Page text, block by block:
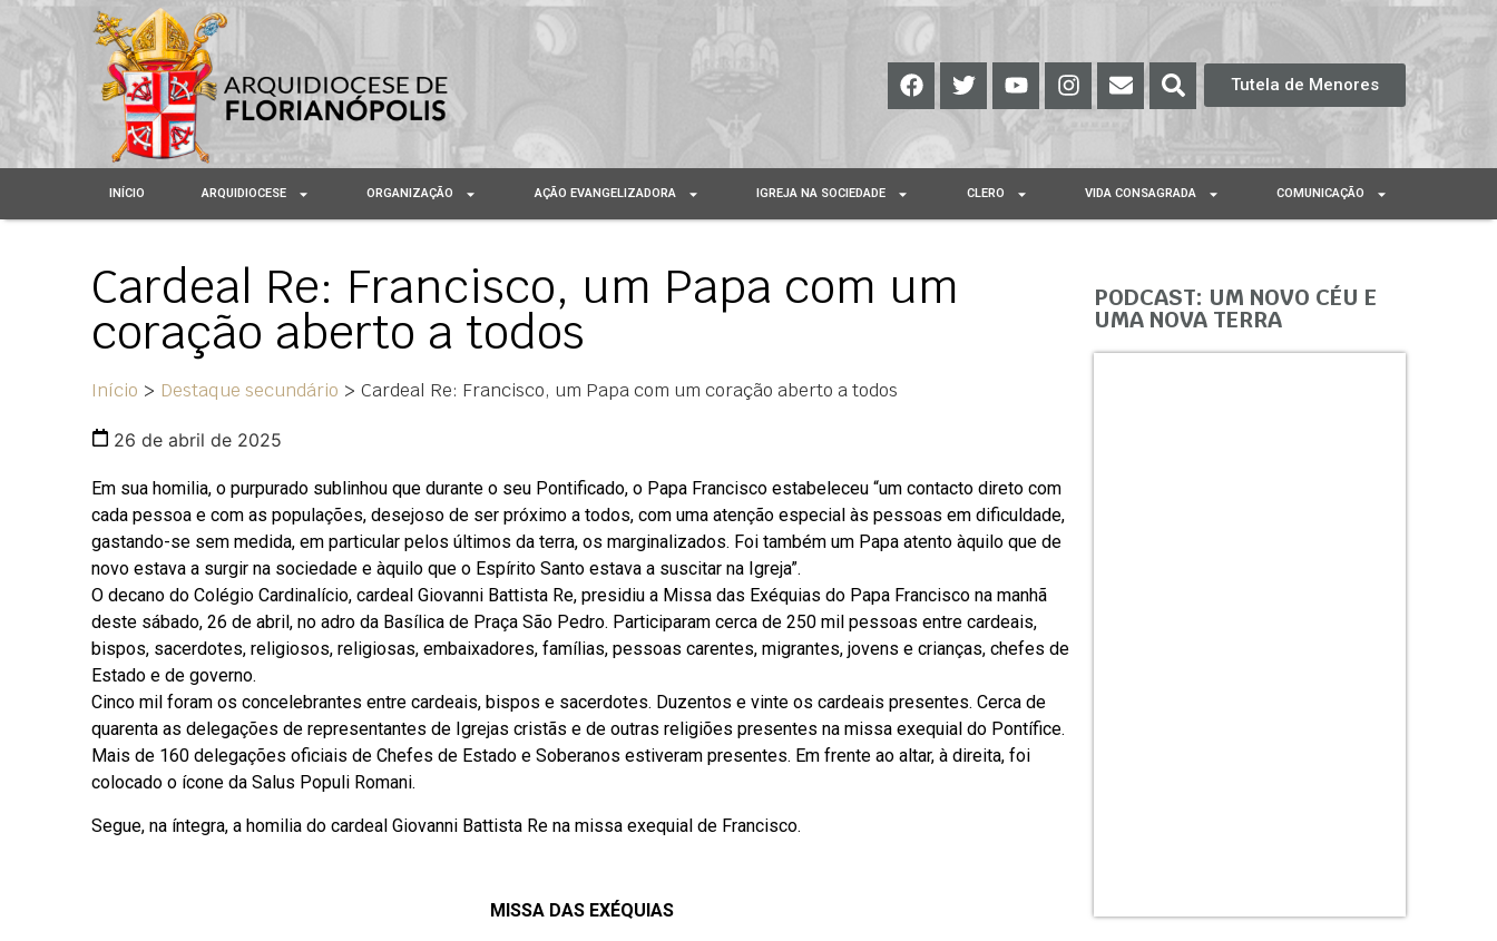
Tutela de Menores
INÍCIO ARQUIDIOCESE ORGANIZAÇÃO AÇÃO EVANGELIZADORA IGREJA NA SOCIEDADE CLERO VIDA CONSAGRADA COMUNICAÇÃO
Cardeal Re: Francisco, um Papa com um
coração aberto a todos
Início > Destaque secundário > Cardeal Re: Francisco, um Papa com um coração aberto a todos
26 de abril de 2025
Em sua homilia, o purpurado sublinhou que durante o seu Pontificado, o Papa Francisco estabeleceu “um contacto direto com
cada pessoa e com as populações, desejoso de ser próximo a todos, com uma atenção especial às pessoas em dificuldade,
gastando-se sem medida, em particular pelos últimos da terra, os marginalizados. Foi também um Papa atento àquilo que de
novo estava a surgir na sociedade e àquilo que o Espírito Santo estava a suscitar na Igreja”.
O decano do Colégio Cardinalício, cardeal Giovanni Battista Re, presidiu a Missa das Exéquias do Papa Francisco na manhã
deste sábado, 26 de abril, no adro da Basílica de Praça São Pedro. Participaram cerca de 250 mil pessoas entre cardeais,
bispos, sacerdotes, religiosos, religiosas, embaixadores, famílias, pessoas carentes, migrantes, jovens e crianças, chefes de
Estado e de governo.
Cinco mil foram os concelebrantes entre cardeais, bispos e sacerdotes. Duzentos e vinte os cardeais presentes. Cerca de
quarenta as delegações de representantes de Igrejas cristãs e de outras religiões presentes na missa exequial do Pontífice.
Mais de 160 delegações oficiais de Chefes de Estado e Soberanos estiveram presentes. Em frente ao altar, à direita, foi
colocado o ícone da Salus Populi Romani.
Segue, na íntegra, a homilia do cardeal Giovanni Battista Re na missa exequial de Francisco.
MISSA DAS EXÉQUIAS
PODCAST: UM NOVO CÉU E
UMA NOVA TERRA